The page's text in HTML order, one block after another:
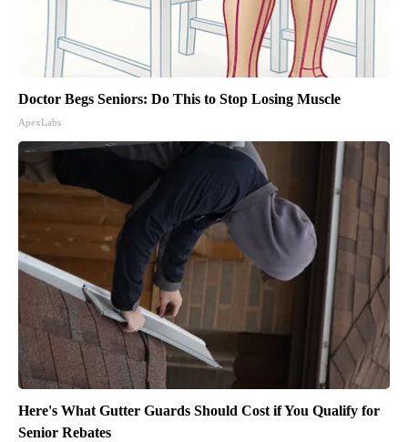
Doctor Begs Seniors: Do This to Stop Losing Muscle
ApexLabs
Here's What Gutter Guards Should Cost if You Qualify for
Senior Rebates